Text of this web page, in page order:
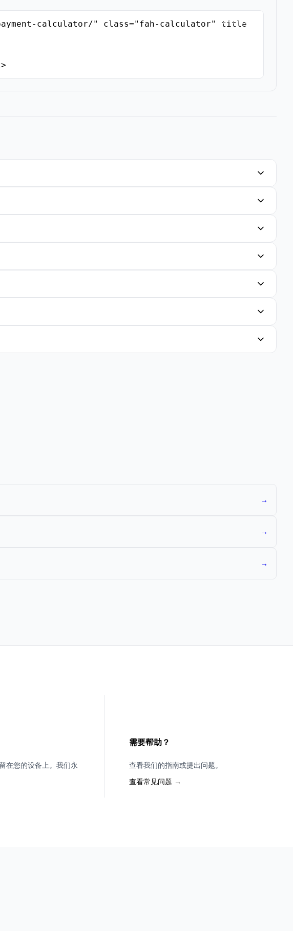
calculator/" class="fah-calculator" title
复制嵌入代码
→
→
→
在您的设备上。我们永
需要帮助？
查看我们的指南或提出问题。
查看常见问题 →